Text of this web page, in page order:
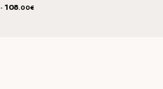
108.00€